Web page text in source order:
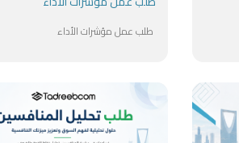
طلب عمل مؤشرات الأداء